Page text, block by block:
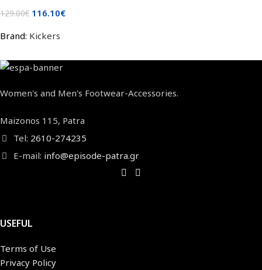
129.00€ 116.10€
Brand: Kickers
Women's and Men's Footwear-Accessories.
Maizonos 115, Patra
Tel: 2610-274235
E-mail: info@episode-patra.gr
USEFUL
Terms of Use
Privacy Policy